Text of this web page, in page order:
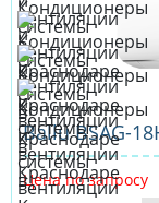
Ballu BSAG-
Цена по запросу